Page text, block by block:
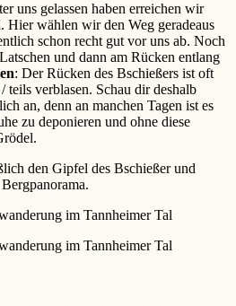
uns gelassen haben erreichen wir
Hier wählen wir den Weg geradeaus
schon recht gut vor uns ab. Noch
und dann am Rücken entlang
: Der Rücken des Bschießers ist oft
teils verblasen. Schau dir deshalb
an, denn an manchen Tagen ist es
zu deponieren und ohne diese
den Gipfel des Bschießer und